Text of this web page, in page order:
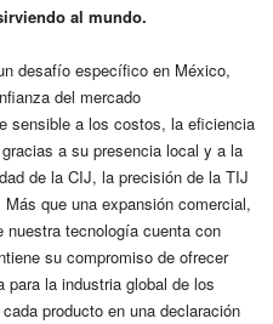
al mundo.
desafío específico en México,
del mercado
sensible a los costos, la eficiencia
a su presencia local y a la
de la CIJ, la precisión de la TIJ
que una expansión comercial,
tecnología cuenta con
su compromiso de ofrecer
para la industria global de los
producto en una declaración